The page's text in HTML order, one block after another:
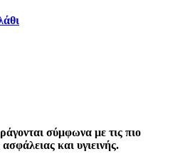
σύμφωνα με τις πιο
και υγιεινής.